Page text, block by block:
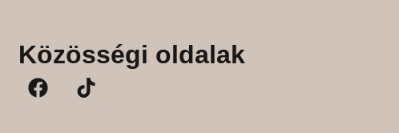
Közösségi oldalak